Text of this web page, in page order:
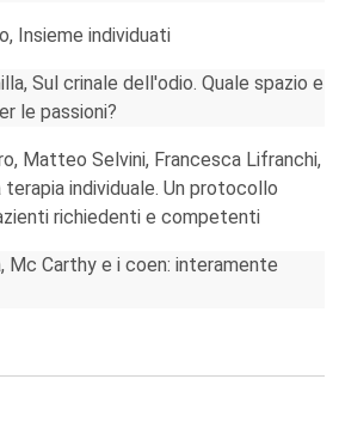
Insieme individuati
Sul crinale dell'odio. Quale spazio e
le passioni?
Matteo Selvini, Francesca Lifranchi,
terapia individuale. Un protocollo
richiedenti e competenti
Mc Carthy e i coen: interamente